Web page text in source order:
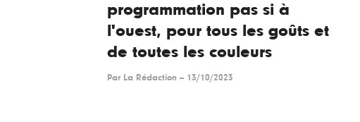
programmation pas si à
l'ouest, pour tous les goûts et
de toutes les couleurs
Par La Rédaction -- 13/10/2023